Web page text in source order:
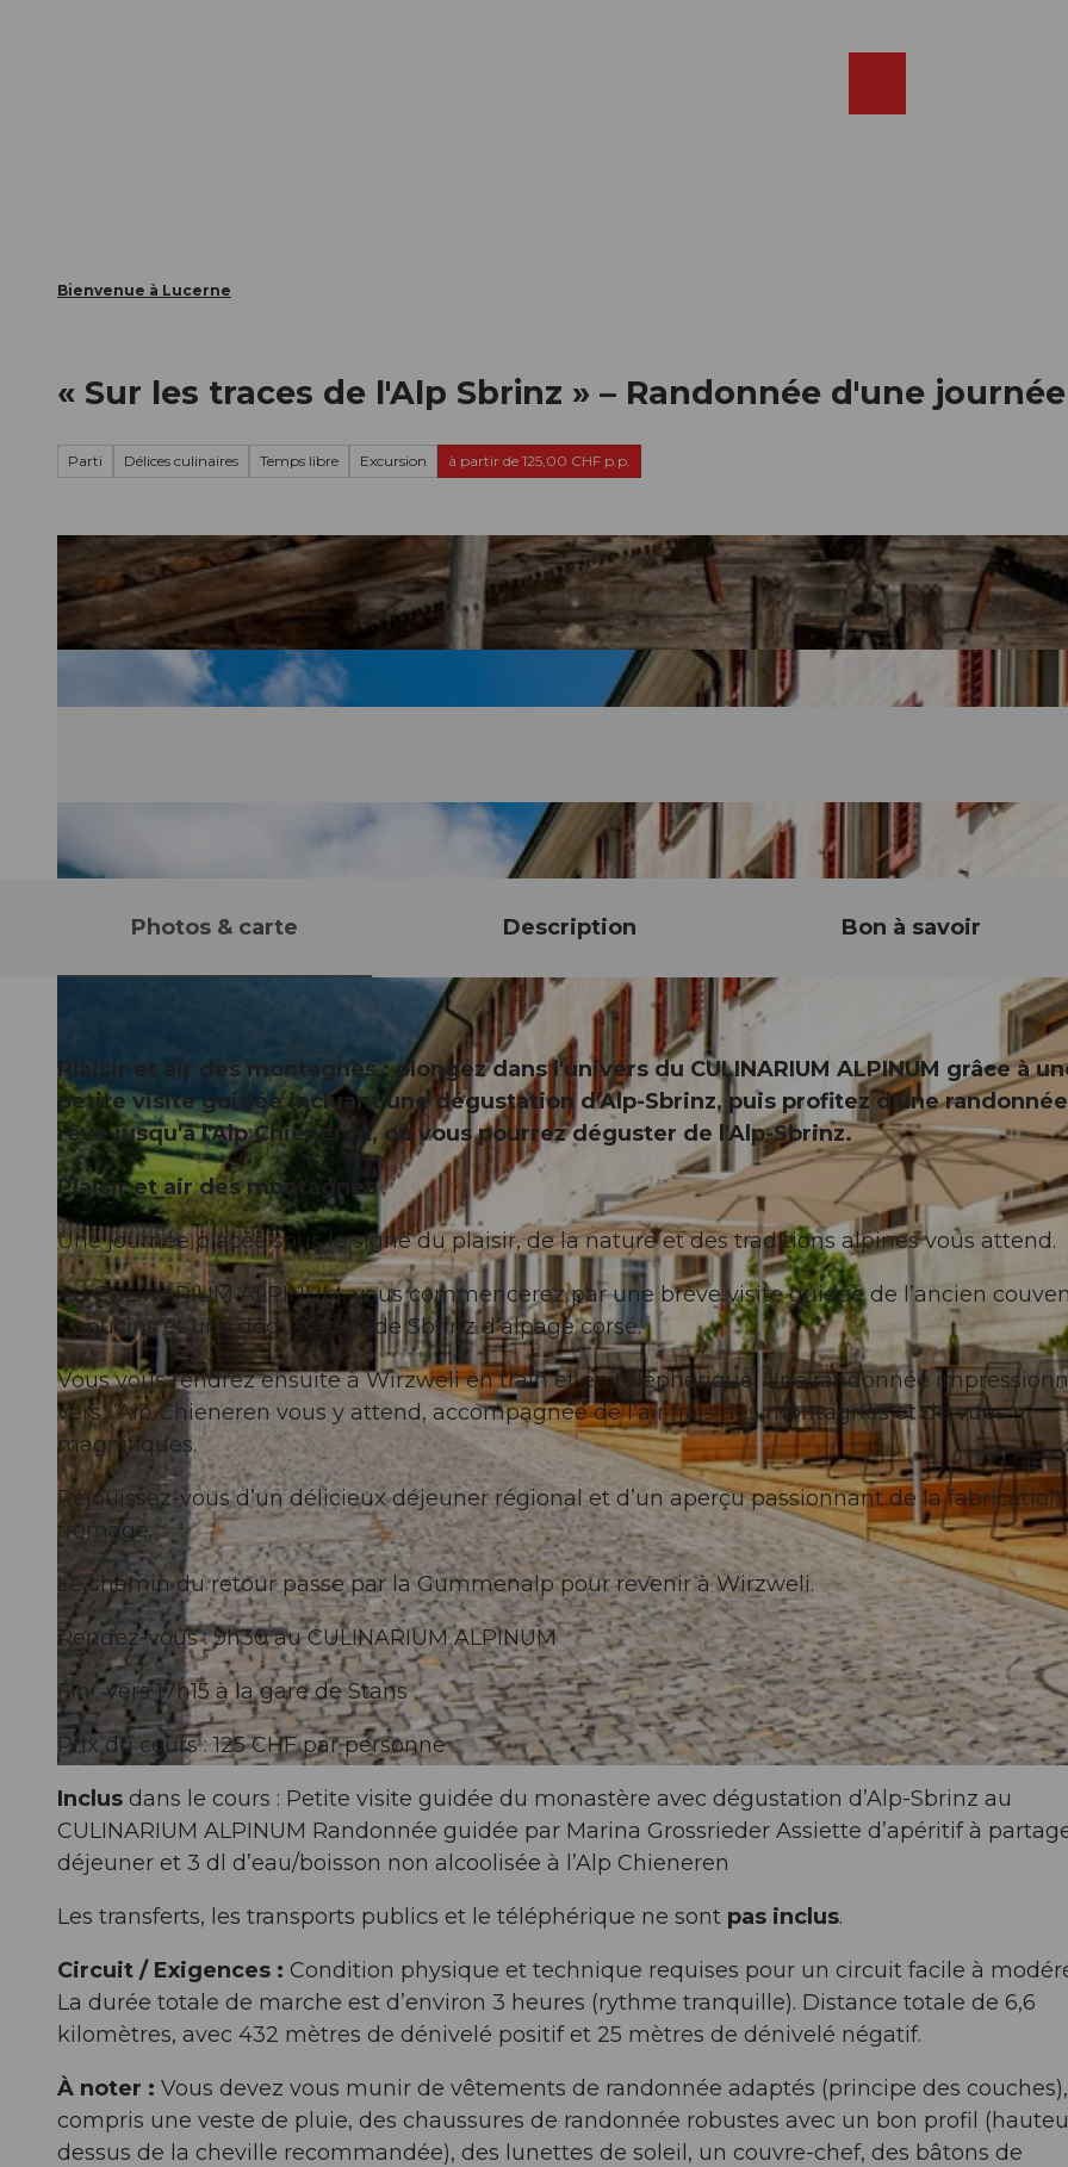
Bienvenue à Lucerne
« Sur les traces de l'Alp Sbrinz » – Randonnée d'une
Parti Délices culinaires Temps libre Excursion à partir de 125,00 CHF p.p.
Photos & carte Description Bon à savoir
Plaisir et air des montagnes : plongez dans l'univers du CULINARIUM ALPINUM grâce à
petite visite guidée incluant une dégustation d'Alp-Sbrinz, puis profitez d'une
rêve jusqu'à l'Alp Chieneren, où vous pourrez déguster de l'Alp-Sbrinz.
Plaisir et air des montagnes
Une journée placée sous le signe du plaisir, de la nature et des traditions alpines vous attend.
Au CULINARIUM ALPINUM, vous commencerez par une brève visite guidée de l’ancien
Capucins et une dégustation de Sbrinz d’alpage corsé.
Vous vous rendrez ensuite à Wirzweli en train et en téléphérique. Une randonnée
vers l’Alp Chieneren vous y attend, accompagnée de l’air frais des montagnes et de vues
magnifiques.
Réjouissez-vous d’un délicieux déjeuner régional et d’un aperçu passionnant de la fabrication
fromage.
Le chemin du retour passe par la Gummenalp pour revenir à Wirzweli.
Rendez-vous : 9h30 au CULINARIUM ALPINUM
Fin : vers 17h15 à la gare de Stans
Prix du cours : 125 CHF par personne
Inclus dans le cours : Petite visite guidée du monastère avec dégustation d’Alp-Sbrinz au
CULINARIUM ALPINUM Randonnée guidée par Marina Grossrieder Assiette d’apéritif à
déjeuner et 3 dl d’eau/boisson non alcoolisée à l’Alp Chieneren
Les transferts, les transports publics et le téléphérique ne sont pas inclus.
Circuit / Exigences : Condition physique et technique requises pour un circuit facile à
La durée totale de marche est d’environ 3 heures (rythme tranquille). Distance totale de 6,6
kilomètres, avec 432 mètres de dénivelé positif et 25 mètres de dénivelé négatif.
À noter : Vous devez vous munir de vêtements de randonnée adaptés (principe des
compris une veste de pluie, des chaussures de randonnée robustes avec un bon profil
dessus de la cheville recommandée), des lunettes de soleil, un couvre-chef, des bâtons de